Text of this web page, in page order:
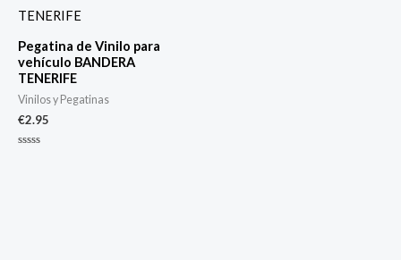
Pegatina de Vinilo para
vehículo BANDERA
TENERIFE
Vinilos y Pegatinas
€2.95